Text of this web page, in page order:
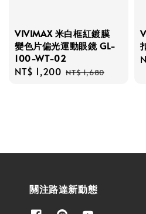
VIVIMAX 米白框紅鍍膜
變色片偏光運動眼鏡 GL-
100-WT-02
Sale
NT$ 1,200 Regular
NT$ 1,680
關注路達新動態